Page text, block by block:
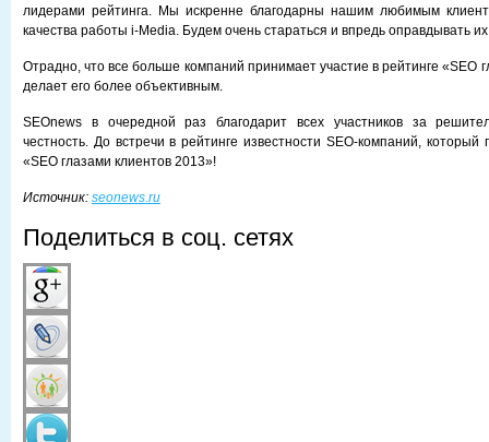
лидерами рейтинга. Мы искренне благодарны нашим любимым
качества работы i-Media. Будем очень стараться и впредь оправдывать
Отрадно, что все больше компаний принимает участие в рейтинге «SEO
делает его более объективным.
SEOnews в очередной раз благодарит всех участников за
честность. До встречи в рейтинге известности SEO-компаний,
«SEO глазами клиентов 2013»!
Источник: seonews.ru
Поделиться в соц. сетях